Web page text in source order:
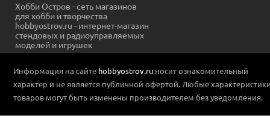
Хобби Остров - сеть магазинов
для хобби и творчества
hobbyostrov.ru - интернет-магазин
стендовых и радиоуправляемых
моделей и игрушек
Информация на сайте hobbyostrov.ru носит ознакомительный
характер и не является публичной офертой. Любые
товаров могут быть изменены производителем без уведомления.